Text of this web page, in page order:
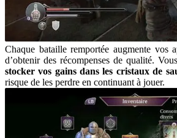
Chaque bataille remportée augmente vos
d’obtenir des récompenses de qualité.
stocker vos gains dans les cristaux de
risque de les perdre en continuant à jouer.